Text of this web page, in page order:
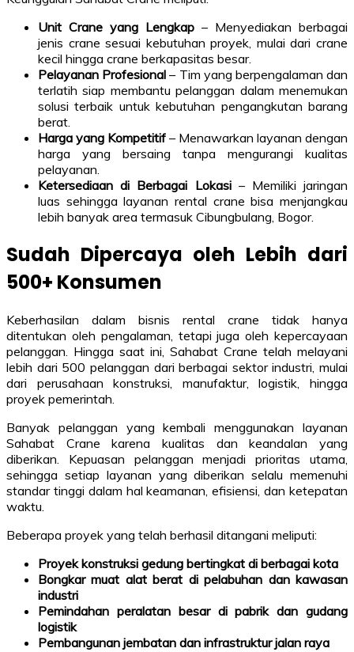
Unit Crane yang Lengkap – Menyediakan berbagai
jenis crane sesuai kebutuhan proyek, mulai dari crane
kecil hingga crane berkapasitas besar.
Pelayanan Profesional – Tim yang berpengalaman dan
terlatih siap membantu pelanggan dalam menemukan
solusi terbaik untuk kebutuhan pengangkutan barang
berat.
Harga yang Kompetitif – Menawarkan layanan dengan
harga yang bersaing tanpa mengurangi kualitas
pelayanan.
Ketersediaan di Berbagai Lokasi– Memiliki jaringan
luas sehingga layanan rental crane bisa menjangkau
lebih banyak area termasuk Cibungbulang, Bogor.
Sudah Dipercaya oleh Lebih dari
500+ Konsumen
Keberhasilan dalam bisnis rental crane tidak hanya
ditentukan oleh pengalaman, tetapi juga oleh kepercayaan
pelanggan. Hingga saat ini, Sahabat Crane telah melayani
lebih dari 500 pelanggan dari berbagai sektor industri, mulai
dari perusahaan konstruksi, manufaktur, logistik, hingga
proyek pemerintah.
Banyak pelanggan yang kembali menggunakan layanan
Sahabat Crane karena kualitas dan keandalan yang
diberikan. Kepuasan pelanggan menjadi prioritas utama,
sehingga setiap layanan yang diberikan selalu memenuhi
standar tinggi dalam hal keamanan, efisiensi, dan ketepatan
waktu.
Beberapa proyek yang telah berhasil ditangani meliputi:
Proyek konstruksi gedung bertingkat di berbagai kota
Bongkar muat alat berat di pelabuhan dan kawasan
industri
Pemindahan peralatan besar di pabrik dan gudang
logistik
Pembangunan jembatan dan infrastruktur jalan raya